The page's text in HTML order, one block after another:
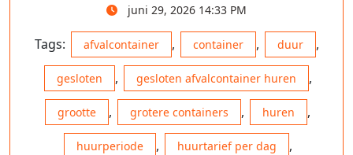
juni 29, 2026 14:33 PM
Tags: afvalcontainer , container , duur ,
gesloten , gesloten afvalcontainer huren ,
grootte , grotere containers , huren ,
huurperiode , huurtarief per dag ,